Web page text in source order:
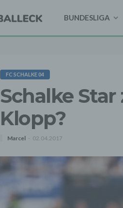
BUNDESLIGA
FC SCHALKE 04
Schalke Star
Klopp?
Marcel 02.04.2017